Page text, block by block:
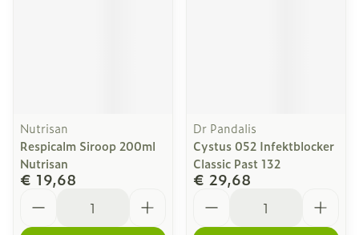
Nutrisan
Respicalm Siroop 200ml
Nutrisan
€ 19,68
Dr Pandalis
Cystus 052 Infektblocker
Classic Past 132
€ 29,68